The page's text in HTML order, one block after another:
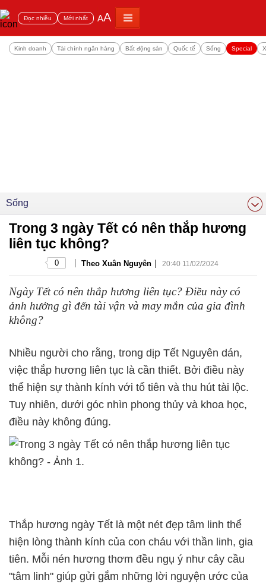
Đọc nhiều Mới nhất AA
Kinh doanh Tài chính ngân hàng Bất động sản Quốc tế Sống Special
Sống
Trong 3 ngày Tết có nên thắp hương
liên tục không?
0 | Theo Xuân Nguyên | 20:40 11/02/2024
Ngày Tết có nên thắp hương liên tục? Điều này có
ảnh hưởng gì đến tài vận và may mắn của gia đình
không?
Nhiều người cho rằng, trong dịp Tết Nguyên dán,
việc thắp hương liên tục là cần thiết. Bởi điều này
thể hiện sự thành kính với tổ tiên và thu hút tài lộc.
Tuy nhiên, dưới góc nhìn phong thủy và khoa học,
điều này không đúng.
Thắp hương ngày Tết là một nét đẹp tâm linh thể
hiện lòng thành kính của con cháu với thần linh, gia
tiên. Mỗi nén hương thơm đều ngụ ý như cây cầu
"tâm linh" giúp gửi gắm những lời nguyện ước của